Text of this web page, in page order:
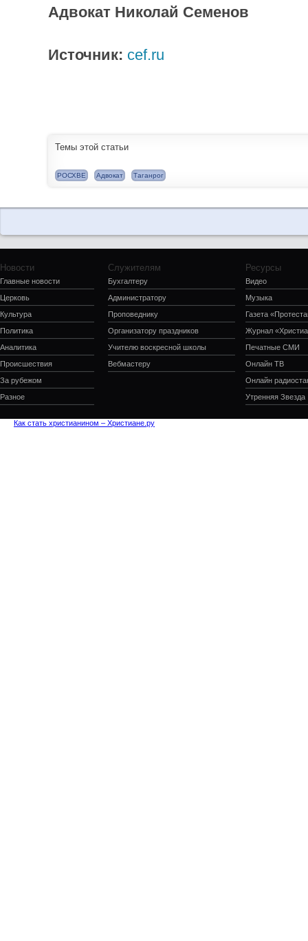
Адвокат Николай Семенов
Источник: cef.ru
Темы этой статьи
РОСХВЕ Адвокат Таганрог
Новости
Главные новости
Церковь
Культура
Политика
Аналитика
Происшествия
За рубежом
Разное
Служителям
Бухгалтеру
Администратору
Проповеднику
Организатору праздников
Учителю воскресной школы
Вебмастеру
Ресурсы
Видео
Музыка
Газета
Журнал
Печатные СМИ
Онлайн ТВ
Онлайн
Утренняя Звезда
Как стать христианином – Христиане.ру